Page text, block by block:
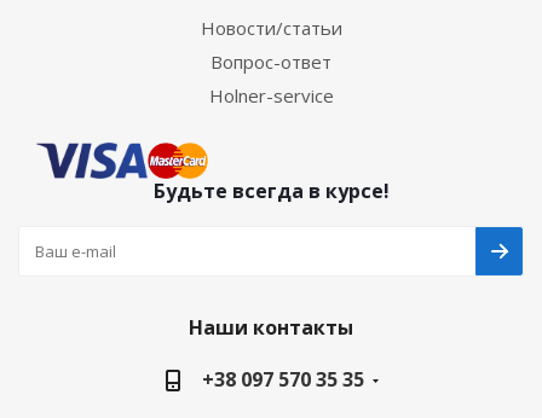
Новости/статьи
Вопрос-ответ
Holner-service
Будьте всегда в курсе!
Наши контакты
+38 097 570 35 35